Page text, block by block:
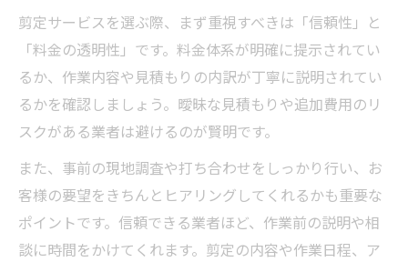
剪定サービスを選ぶ際、まず重視すべきは「信頼性」と
「料金の透明性」です。料金体系が明確に提示されてい
るか、作業内容や見積もりの内訳が丁寧に説明されてい
るかを確認しましょう。曖昧な見積もりや追加費用のリ
スクがある業者は避けるのが賢明です。
また、事前の現地調査や打ち合わせをしっかり行い、お
客様の要望をきちんとヒアリングしてくれるかも重要な
ポイントです。信頼できる業者ほど、作業前の説明や相
談に時間をかけてくれます。剪定の内容や作業日程、ア